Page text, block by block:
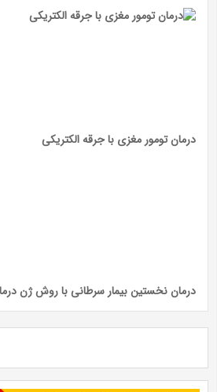
درمان تومور مغزی با جرقه الکتریکی
درمان نخستین بیمار سرطانی با روش ژن